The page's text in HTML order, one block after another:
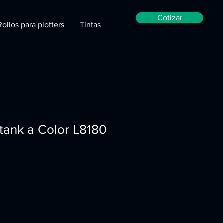
para plotters Tintas
Cotizar
a Color L8180